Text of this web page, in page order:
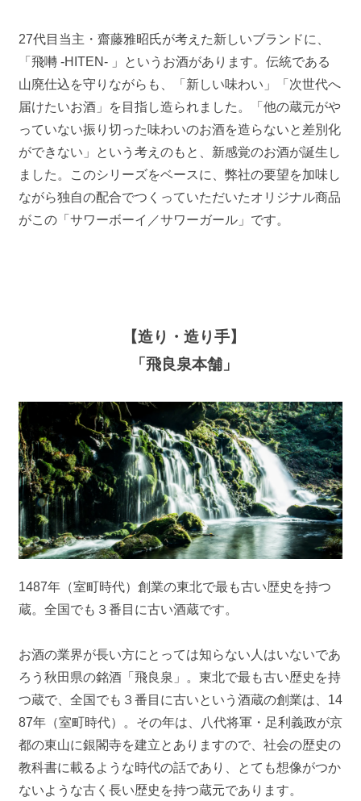
27代目当主・齋藤雅昭氏が考えた新しいブランドに、
「飛囀 -HITEN- 」というお酒があります。伝統である
山廃仕込を守りながらも、「新しい味わい」「次世代へ
届けたいお酒」を目指し造られました。「他の蔵元がや
っていない振り切った味わいのお酒を造らないと差別化
ができない」という考えのもと、新感覚のお酒が誕生し
ました。このシリーズをベースに、弊社の要望を加味し
ながら独自の配合でつくっていただいたオリジナル商品
がこの「サワーボーイ／サワーガール」です。
【造り・造り手】
「飛良泉本舗」
1487年（室町時代）創業の東北で最も古い歴史を持つ
蔵。全国でも３番目に古い酒蔵です。
お酒の業界が長い方にとっては知らない人はいないであ
ろう秋田県の銘酒「飛良泉」。東北で最も古い歴史を持
つ蔵で、全国でも３番目に古いという酒蔵の創業は、14
87年（室町時代）。その年は、八代将軍・足利義政が京
都の東山に銀閣寺を建立とありますので、社会の歴史の
教科書に載るような時代の話であり、とても想像がつか
ないような古く長い歴史を持つ蔵元であります。